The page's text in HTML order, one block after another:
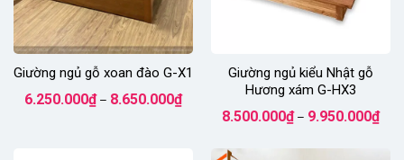
Giường ngủ gỗ xoan đào G-X1
6.250.000₫ – 8.650.000₫Khoảng
giá:
8.650.000₫
Giường ngủ kiểu Nhật gỗ
Hương xám G-HX3
8.500.000₫ – 9.950.000₫giá: